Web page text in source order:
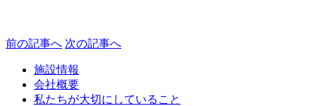
前の記事へ 次の記事へ
施設情報
会社概要
私たちが大切にしていること